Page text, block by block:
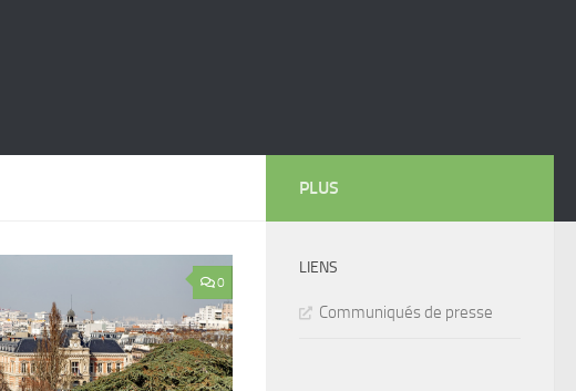
0
PLUS
LIENS
Communiqués de presse